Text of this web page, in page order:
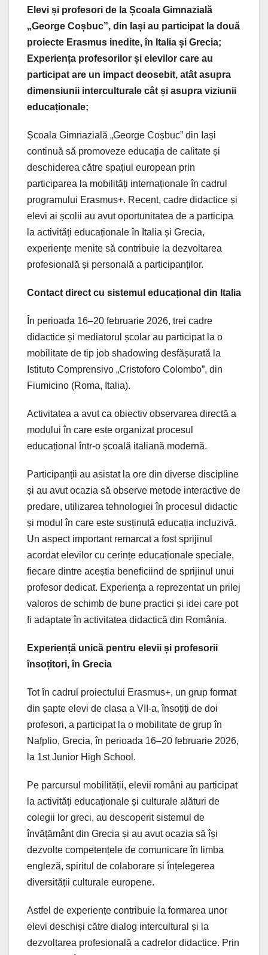
Elevi și profesori de la Școala Gimnazială
„George Coșbuc”, din Iași au participat la două
proiecte Erasmus inedite, în Italia și Grecia;
Experiența profesorilor și elevilor care au
participat are un impact deosebit, atât asupra
dimensiunii interculturale cât și asupra viziunii
educaționale;
Școala Gimnazială „George Coșbuc” din Iași
continuă să promoveze educația de calitate și
deschiderea către spațiul european prin
participarea la mobilități internaționale în cadrul
programului Erasmus+. Recent, cadre didactice și
elevi ai școlii au avut oportunitatea de a participa
la activități educaționale în Italia și Grecia,
experiențe menite să contribuie la dezvoltarea
profesională și personală a participanților.
Contact direct cu sistemul educațional din Italia
În perioada 16–20 februarie 2026, trei cadre
didactice și mediatorul școlar au participat la o
mobilitate de tip job shadowing desfășurată la
Istituto Comprensivo „Cristoforo Colombo”, din
Fiumicino (Roma, Italia).
Activitatea a avut ca obiectiv observarea directă a
modului în care este organizat procesul
educațional într-o școală italiană modernă.
Participanții au asistat la ore din diverse discipline
și au avut ocazia să observe metode interactive de
predare, utilizarea tehnologiei în procesul didactic
și modul în care este susținută educația incluzivă.
Un aspect important remarcat a fost sprijinul
acordat elevilor cu cerințe educaționale speciale,
fiecare dintre aceștia beneficiind de sprijinul unui
profesor dedicat. Experiența a reprezentat un prilej
valoros de schimb de bune practici și idei care pot
fi adaptate în activitatea didactică din România.
Experiență unică pentru elevii și profesorii
însoțitori, în Grecia
Tot în cadrul proiectului Erasmus+, un grup format
din șapte elevi de clasa a VII-a, însoțiți de doi
profesori, a participat la o mobilitate de grup în
Nafplio, Grecia, în perioada 16–20 februarie 2026,
la 1st Junior High School.
Pe parcursul mobilității, elevii români au participat
la activități educaționale și culturale alături de
colegii lor greci, au descoperit sistemul de
învățământ din Grecia și au avut ocazia să își
dezvolte competențele de comunicare în limba
engleză, spiritul de colaborare și înțelegerea
diversității culturale europene.
Astfel de experiențe contribuie la formarea unor
elevi deschiși către dialog intercultural și la
dezvoltarea profesională a cadrelor didactice. Prin